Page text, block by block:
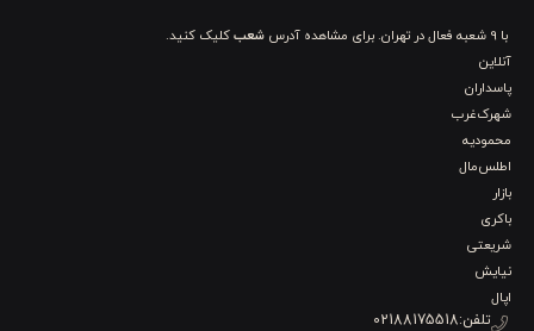
با 9 شعبه فعال در تهران. برای مشاهده آدرس شعبکلیک کنید.
آنلاین
پاسداران
شهرک‌غرب
محمودیه
اطلس‌مال
بازار
باکری
شریعتی
نیایش
اپال
تلفن:02188175518